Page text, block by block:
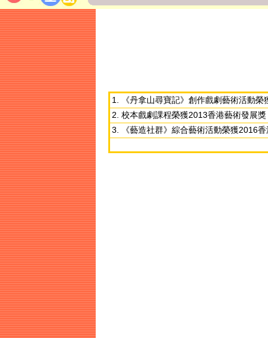
1. 《丹拿山尋寶記》創作戲劇藝術活動
2. 校本戲劇課程榮獲2013香港藝術發展
3. 《藝造社群》綜合藝術活動榮獲2016